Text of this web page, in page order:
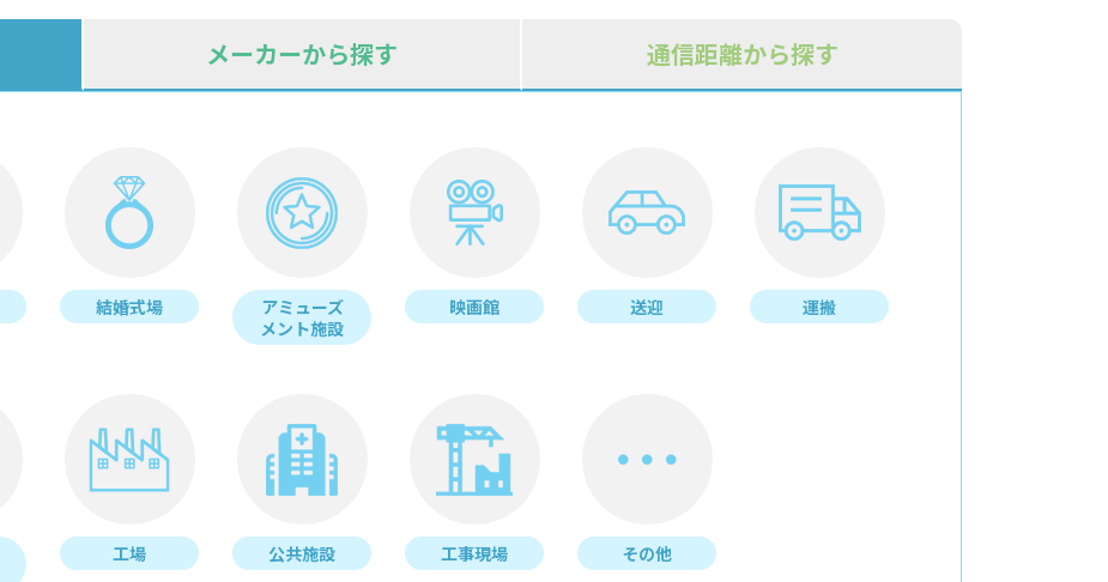
メーカーから探す 通信距離から探す
結婚式場
アミューズ
メント施設
映画館 送迎 運搬
工場 公共施設 工事現場 その他